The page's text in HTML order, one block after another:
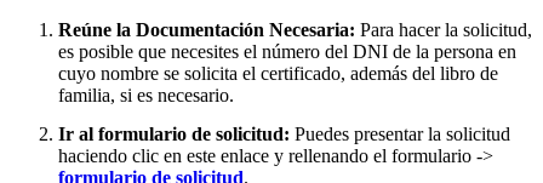
Reúne la Documentación Necesaria: Para hacer la solicitud,
es posible que necesites el número del DNI de la persona en
cuyo nombre se solicita el certificado, además del libro de
familia, si es necesario.
Ir al formulario de solicitud: Puedes presentar la solicitud
haciendo clic en este enlace y rellenando el formulario ->
formulario de solicitud.